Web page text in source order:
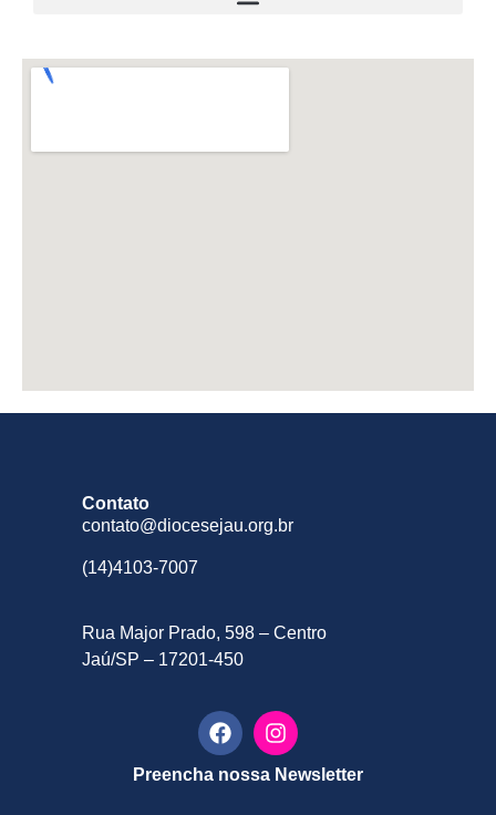
Contato
contato@diocesejau.org.br
(14)4103-7007
Rua Major Prado, 598 – Centro
Jaú/SP – 17201-450
Preencha nossa Newsletter